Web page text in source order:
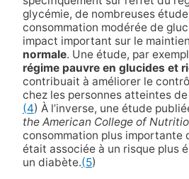
glycémie, de nombreuses
consommation modérée de
impact important sur le
normale. Une étude, par
régime pauvre en glucides et
contribuait à améliorer le
chez les personnes atteintes de
(4) À l’inverse, une étude
the American College of
consommation plus importante
était associée à un risque plus
un diabète.(5)